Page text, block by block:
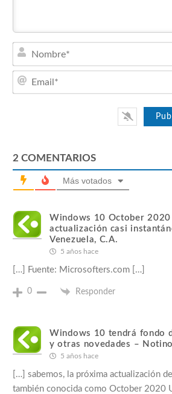
2 COMENTARIOS
Más votados
Windows 10 October 2020
actualización casi
Venezuela, C.A.
5 años hace
[…] Fuente: Microsofters.com […]
0 Responder
Windows 10 tendrá fondo
y otras novedades –
5 años hace
[…] sabemos, la próxima actualización
también conocida como October 2020